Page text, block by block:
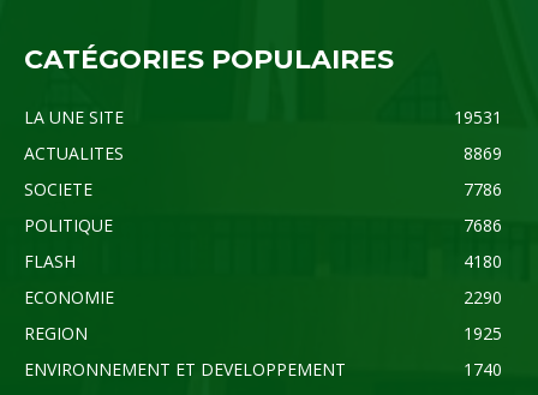
CATÉGORIES POPULAIRES
LA UNE SITE
19531
ACTUALITES
8869
SOCIETE
7786
POLITIQUE
7686
FLASH
4180
ECONOMIE
2290
REGION
1925
ENVIRONNEMENT ET DEVELOPPEMENT
1740